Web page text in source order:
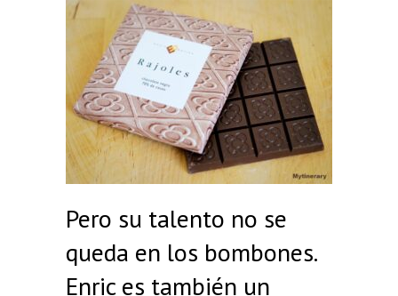
Pero su talento no se
queda en los bombones.
Enric es también un